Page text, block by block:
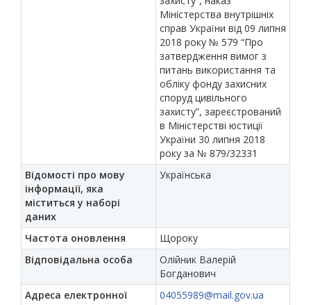
Міністерства внутрішніх
справ України від 09 липня
2018 року № 579 “Про
затвердження вимог з
питань використання та
обліку фонду захисних
споруд цивільного
захисту”, зареєстрований
в Міністерстві юстиції
України 30 липня 2018
року за № 879/32331
Відомості про мову
інформації, яка
міститься у наборі
даних
Українська
Частота оновлення
Щороку
Відповідальна особа
Олійник Валерій
Богданович
Адреса електронної
04055989@mail.gov.ua